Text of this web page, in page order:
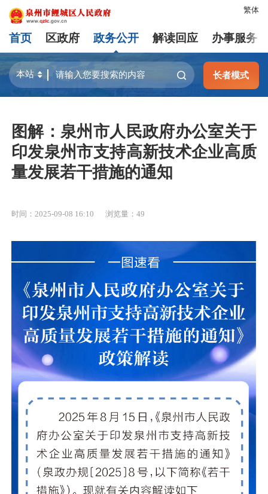
繁体
首页 区政府 政务公开 解读回应 办事服务
长者模式
图解：泉州市人民政府办公室关于
印发泉州市支持高新技术企业高质
量发展若干措施的通知
时间：2025-09-08 16:10 浏览量： 49